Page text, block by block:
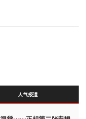
人气报道